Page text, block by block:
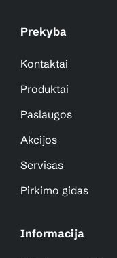
Prekyba
Kontaktai
Produktai
Paslaugos
Akcijos
Servisas
Pirkimo gidas
Informacija